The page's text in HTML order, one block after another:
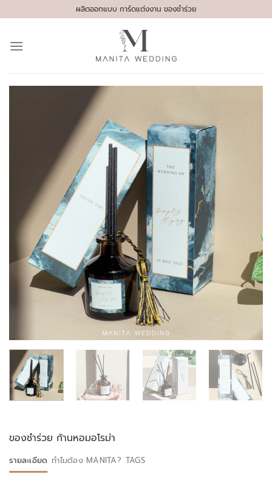
to
ผลิตออกแบบ การ์ดแต่งงาน ของชำร่วย
ของชำร่วย ก้านหอมอโรม่า
รายละเอียด ทำไมต้อง MANITA? TAGS